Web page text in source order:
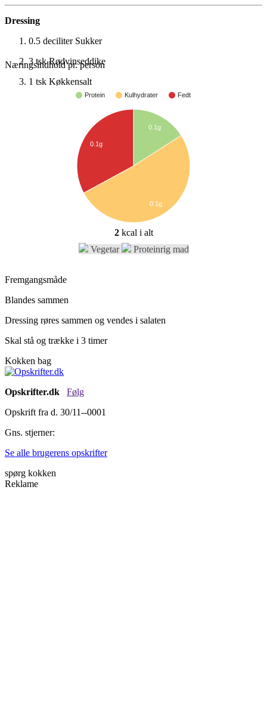
Dressing
0.5 deciliter Sukker
3 tskRødvinseddike
1 tsk Køkkensalt
Næringsindhold pr. person
Protein Kulhydrater Fedt
0.1g
0.1g
0.1g
2kcal i alt
Vegetar
Proteinrig mad
Fremgangsmåde
Blandes sammen
Dressing røres sammen og vendes i salaten
Skal stå og trække i 3 timer
Kokken bag
Opskrifter.dk
Følg
Opskrift fra d. 30/11--0001
Gns. stjerner:
Se alle brugerens opskrifter
spørg kokken
Reklame